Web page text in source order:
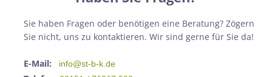
Sie haben Fragen oder benötigen eine Beratung? Zögern
Sie nicht, uns zu kontaktieren. Wir sind gerne für Sie da!
E-Mail: info@st-b-k.de